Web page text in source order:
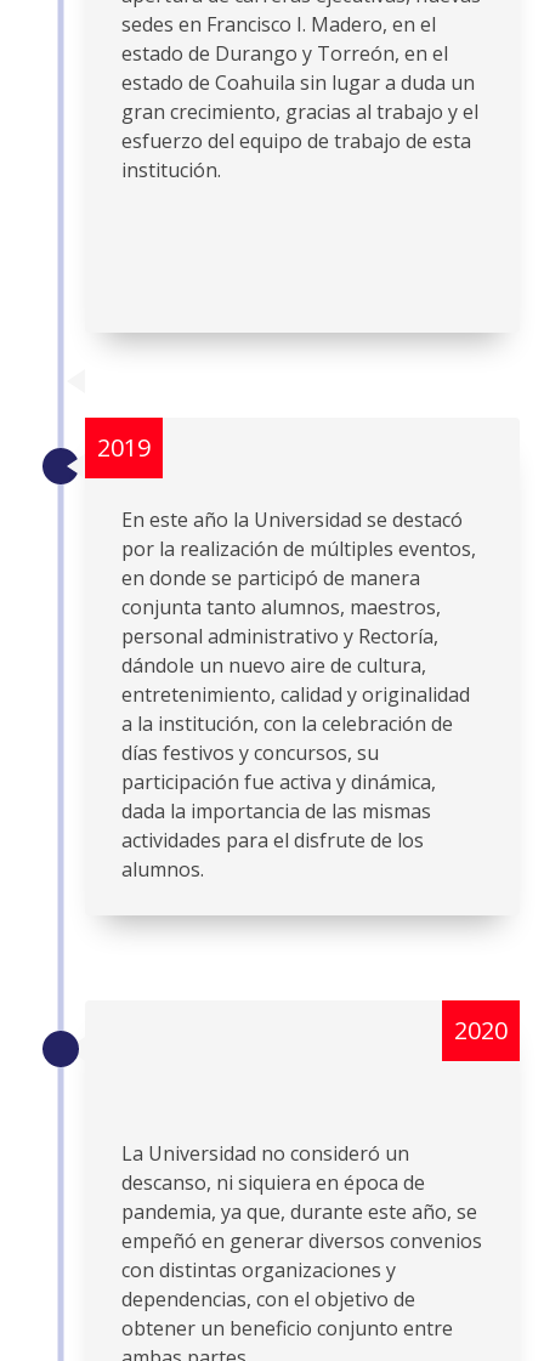
sedes en Francisco I. Madero, en el
estado de Durango y Torreón, en el
estado de Coahuila sin lugar a duda un
gran crecimiento, gracias al trabajo y el
esfuerzo del equipo de trabajo de esta
institución.
2019
En este año la Universidad se destacó
por la realización de múltiples eventos,
en donde se participó de manera
conjunta tanto alumnos, maestros,
personal administrativo y Rectoría,
dándole un nuevo aire de cultura,
entretenimiento, calidad y originalidad
a la institución, con la celebración de
días festivos y concursos, su
participación fue activa y dinámica,
dada la importancia de las mismas
actividades para el disfrute de los
alumnos.
2020
La Universidad no consideró un
descanso, ni siquiera en época de
pandemia, ya que, durante este año, se
empeñó en generar diversos convenios
con distintas organizaciones y
dependencias, con el objetivo de
obtener un beneficio conjunto entre